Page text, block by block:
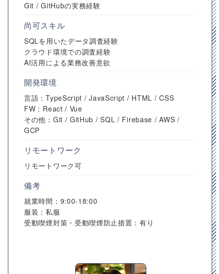
Git / GitHubの実務経験
尚可スキル
SQLを用いたデータ調査経験
クラウド環境での調査経験
AI活用による業務改善意欲
開発環境
言語：TypeScript / JavaScript / HTML / CSS
FW：React / Vue
その他：Git / GitHub / SQL / Firebase / AWS /
GCP
リモートワーク
リモートワーク可
備考
就業時間：9:00-18:00
服装：私服
受動喫煙対策・受動喫煙防止措置：有り